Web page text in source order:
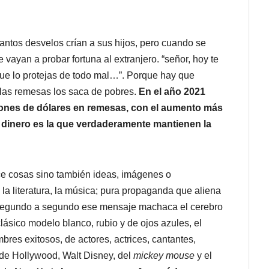
desvelos crían a sus hijos, pero cuando se
a probar fortuna al extranjero. “señor, hoy te
lo protejas de todo mal…”. Porque hay que
remesas los saca de pobres. En el año 2021
de dólares en remesas, con el aumento más
es la que verdaderamente mantienen la
cosas sino también ideas, imágenes o
literatura, la música; pura propaganda que aliena
a segundo ese mensaje machaca el cerebro
modelo blanco, rubio y de ojos azules, el
exitosos, de actores, actrices, cantantes,
Hollywood, Walt Disney, del mickey mouse y el